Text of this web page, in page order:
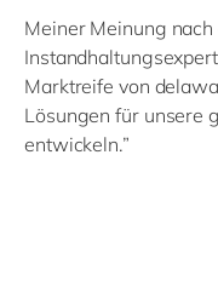
Meiner Meinung
Marktreife von
Lösungen für unsere
entwickeln.”